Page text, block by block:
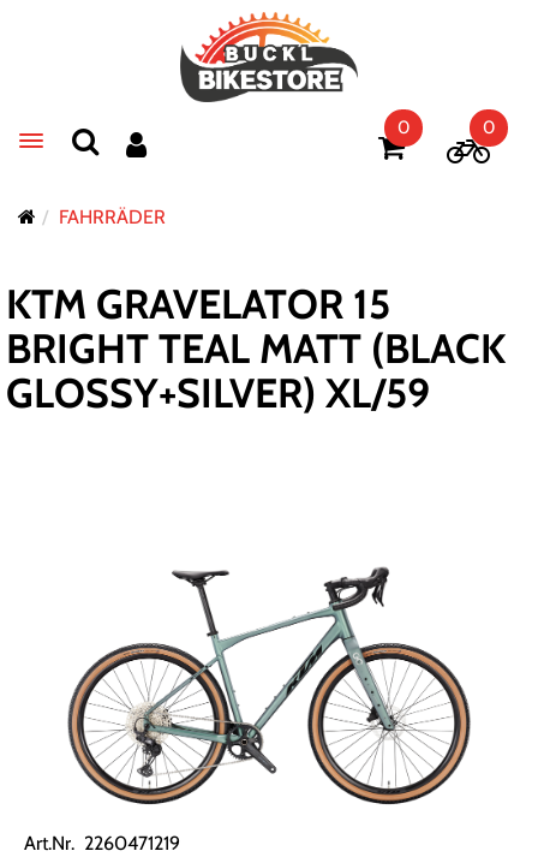
Toggle navigation
0 0
FAHRRÄDER
KTM GRAVELATOR 15
BRIGHT TEAL MATT (BLACK
GLOSSY+SILVER) XL/59
Art.Nr. 2260471219